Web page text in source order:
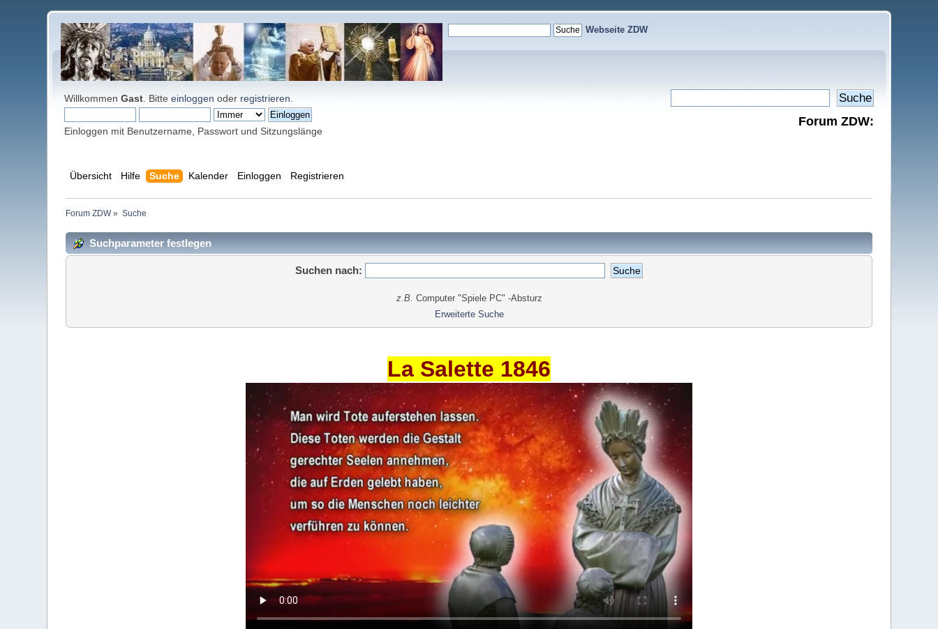
Webseite ZDW
WillkommenGast . Bitteeinloggen oder registrieren
Einloggen mit Benutzername, Passwort und Sitzungslänge
Forum ZDW:
Übersicht Hilfe Suche Kalender Einloggen Registrieren
Forum ZDW» Suche
Suchparameter festlegen
Suchen nach:
z.B. Computer "Spiele PC" -Absturz
Erweiterte Suche
La Salette 1846